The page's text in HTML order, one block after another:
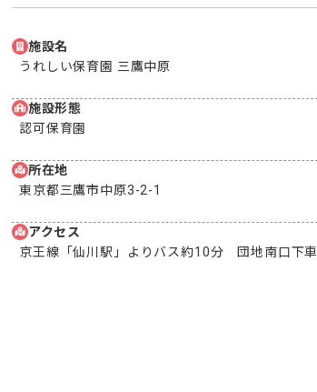
施設名
うれしい保育園 三鷹中原
施設形態
認可保育園
所在地
東京都三鷹市中原3-2-1
アクセス
京王線「仙川駅」よりバス約10分　団地南口下車